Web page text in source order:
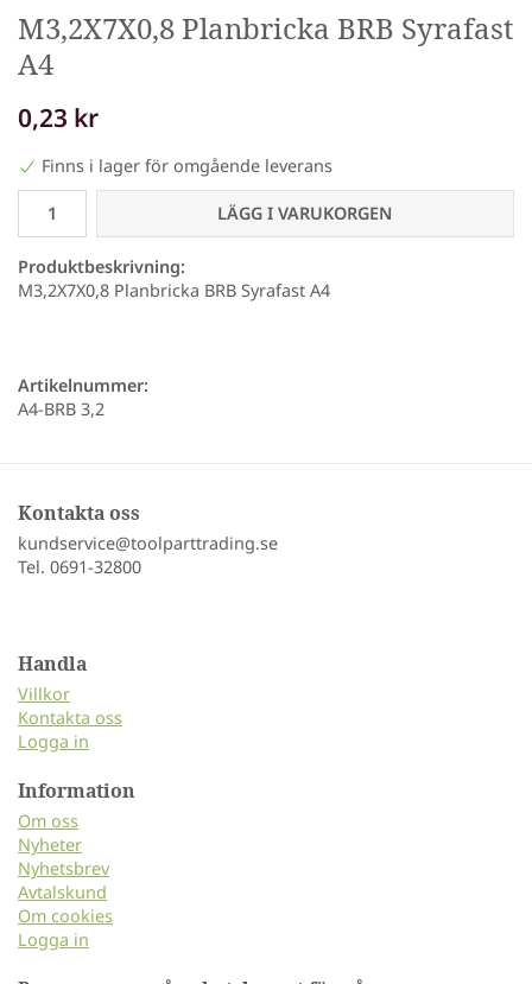
M3,2X7X0,8 Planbricka BRB Syrafast
A4
0,23 kr
Finns i lager för omgående leverans
LÄGG I VARUKORGEN
Produktbeskrivning:
M3,2X7X0,8 Planbricka BRB Syrafast A4
Artikelnummer:
A4-BRB 3,2
Kontakta oss
kundservice@toolparttrading.se
Tel. 0691-32800
Handla
Villkor
Kontakta oss
Logga in
Information
Om oss
Nyheter
Nyhetsbrev
Avtalskund
Om cookies
Logga in